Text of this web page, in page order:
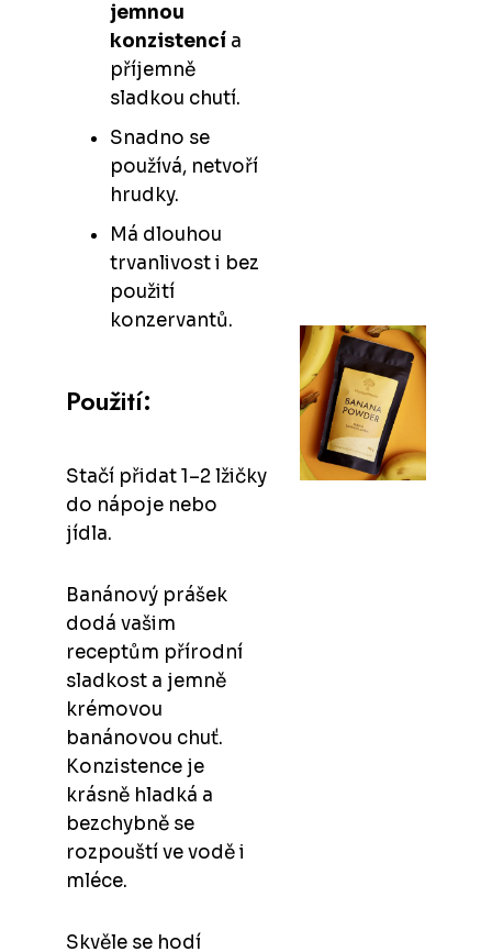
jemnou
konzistencí a
příjemně
sladkou chutí.
Snadno se
používá, netvoří
hrudky.
Má dlouhou
trvanlivost i bez
použití
konzervantů.
Použití:
Stačí přidat 1–2 lžičky
do nápoje nebo
jídla.
Banánový prášek
dodá vašim
receptům přírodní
sladkost a jemně
krémovou
banánovou chuť.
Konzistence je
krásně hladká a
bezchybně se
rozpouští ve vodě i
mléce.
Skvěle se hodí